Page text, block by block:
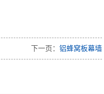
下一页： 铝蜂窝板幕墙